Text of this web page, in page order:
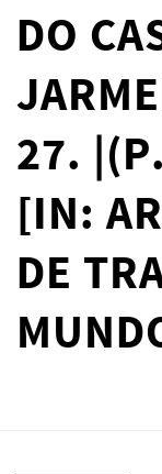
PUBLICAÇÕES
CONTACTOS
DO
27.
[IN:
DE